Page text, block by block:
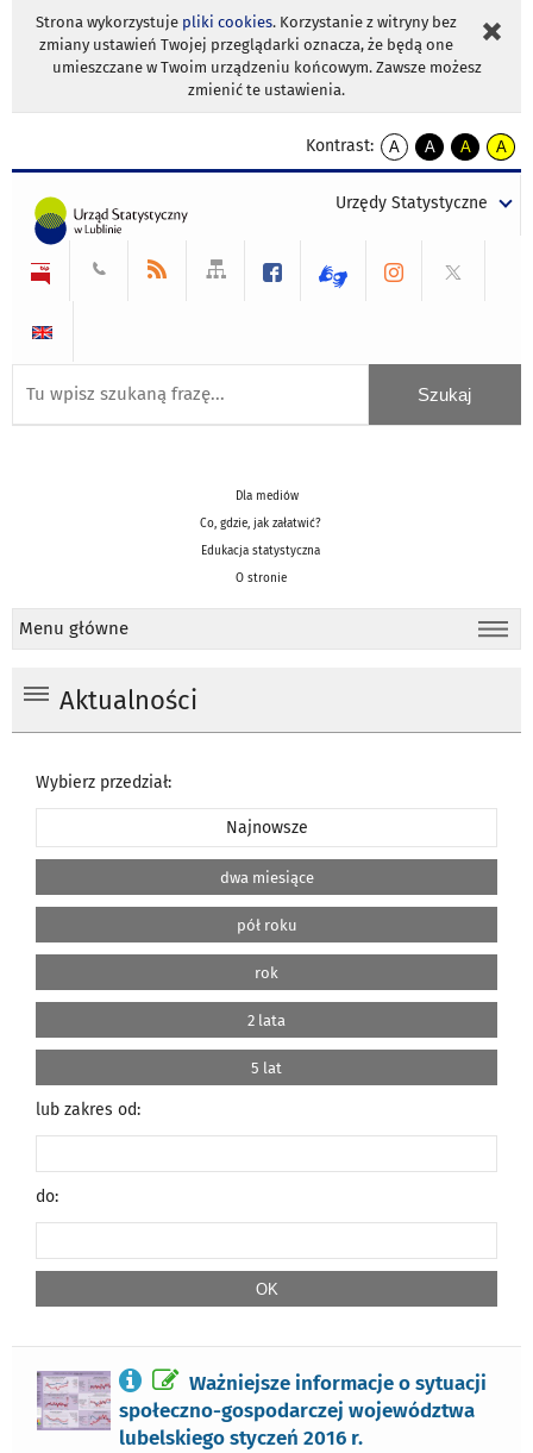
Strona wykorzystuje pliki cookies. Korzystanie z witryny bez
zmiany ustawień Twojej przeglądarki oznacza, że będą one
umieszczane w Twoim urządzeniu końcowym. Zawsze możesz
zmienić te ustawienia.
Kontrast:
A
kontrast
A
kontrast
tekst
czarnym
A
kontrast
tekst
czarnym
A
tekst
żółtym
Urzędy Statystyczne
Dla mediów
Co, gdzie, jak załatwić?
Edukacja statystyczna
O stronie
Menu główne
Aktualności
Wybierz przedział:
Najnowsze
dwa miesiące
pół roku
rok
2 lata
5 lat
lub zakres od:
do:
Ważniejsze informacje o sytuacji
społeczno-gospodarczej województwa
lubelskiego styczeń 2016 r.